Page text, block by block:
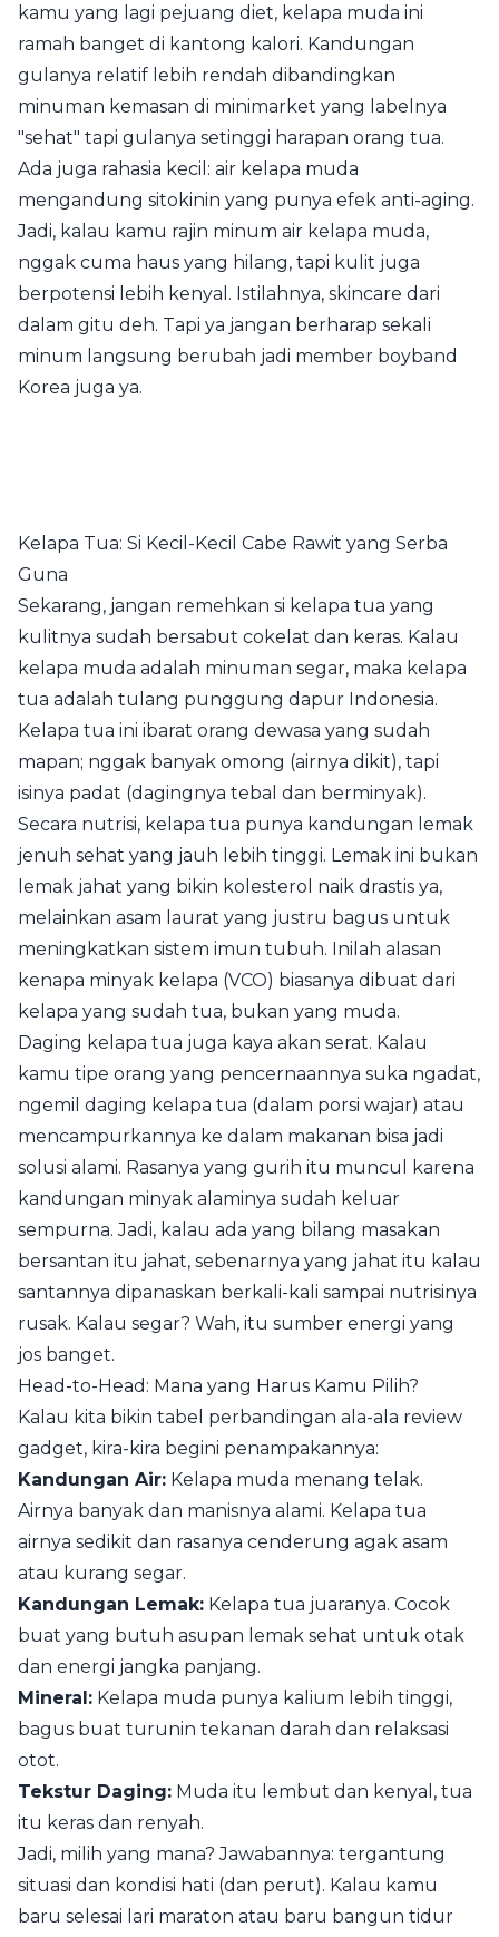
kamu yang lagi pejuang diet, kelapa muda ini
ramah banget di kantong kalori. Kandungan
gulanya relatif lebih rendah dibandingkan
minuman kemasan di minimarket yang labelnya
"sehat" tapi gulanya setinggi harapan orang tua.
Ada juga rahasia kecil: air kelapa muda
mengandung sitokinin yang punya efek anti-aging.
Jadi, kalau kamu rajin minum air kelapa muda,
nggak cuma haus yang hilang, tapi kulit juga
berpotensi lebih kenyal. Istilahnya, skincare dari
dalam gitu deh. Tapi ya jangan berharap sekali
minum langsung berubah jadi member boyband
Korea juga ya.
Kelapa Tua: Si Kecil-Kecil Cabe Rawit yang Serba
Guna
Sekarang, jangan remehkan si kelapa tua yang
kulitnya sudah bersabut cokelat dan keras. Kalau
kelapa muda adalah minuman segar, maka kelapa
tua adalah tulang punggung dapur Indonesia.
Kelapa tua ini ibarat orang dewasa yang sudah
mapan; nggak banyak omong (airnya dikit), tapi
isinya padat (dagingnya tebal dan berminyak).
Secara nutrisi, kelapa tua punya kandungan lemak
jenuh sehat yang jauh lebih tinggi. Lemak ini bukan
lemak jahat yang bikin kolesterol naik drastis ya,
melainkan asam laurat yang justru bagus untuk
meningkatkan sistem imun tubuh. Inilah alasan
kenapa minyak kelapa (VCO) biasanya dibuat dari
kelapa yang sudah tua, bukan yang muda.
Daging kelapa tua juga kaya akan serat. Kalau
kamu tipe orang yang pencernaannya suka ngadat,
ngemil daging kelapa tua (dalam porsi wajar) atau
mencampurkannya ke dalam makanan bisa jadi
solusi alami. Rasanya yang gurih itu muncul karena
kandungan minyak alaminya sudah keluar
sempurna. Jadi, kalau ada yang bilang masakan
bersantan itu jahat, sebenarnya yang jahat itu kalau
santannya dipanaskan berkali-kali sampai nutrisinya
rusak. Kalau segar? Wah, itu sumber energi yang
jos banget.
Head-to-Head: Mana yang Harus Kamu Pilih?
Kalau kita bikin tabel perbandingan ala-ala review
gadget, kira-kira begini penampakannya:
Kandungan Air: Kelapa muda menang telak.
Airnya banyak dan manisnya alami. Kelapa tua
airnya sedikit dan rasanya cenderung agak asam
atau kurang segar.
Kandungan Lemak: Kelapa tua juaranya. Cocok
buat yang butuh asupan lemak sehat untuk otak
dan energi jangka panjang.
Mineral: Kelapa muda punya kalium lebih tinggi,
bagus buat turunin tekanan darah dan relaksasi
otot.
Tekstur Daging: Muda itu lembut dan kenyal, tua
itu keras dan renyah.
Jadi, milih yang mana? Jawabannya: tergantung
situasi dan kondisi hati (dan perut). Kalau kamu
baru selesai lari maraton atau baru bangun tidur